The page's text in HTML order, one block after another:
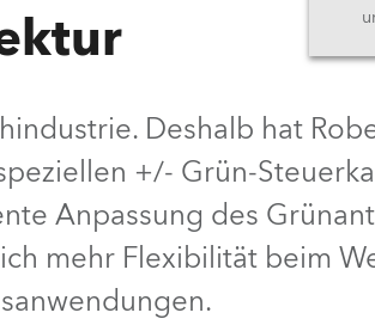
Jobs
Kariéra (CZ)
Deshalb hat
+/- Grün-
Anpassung des
mehr Flexibilität beim